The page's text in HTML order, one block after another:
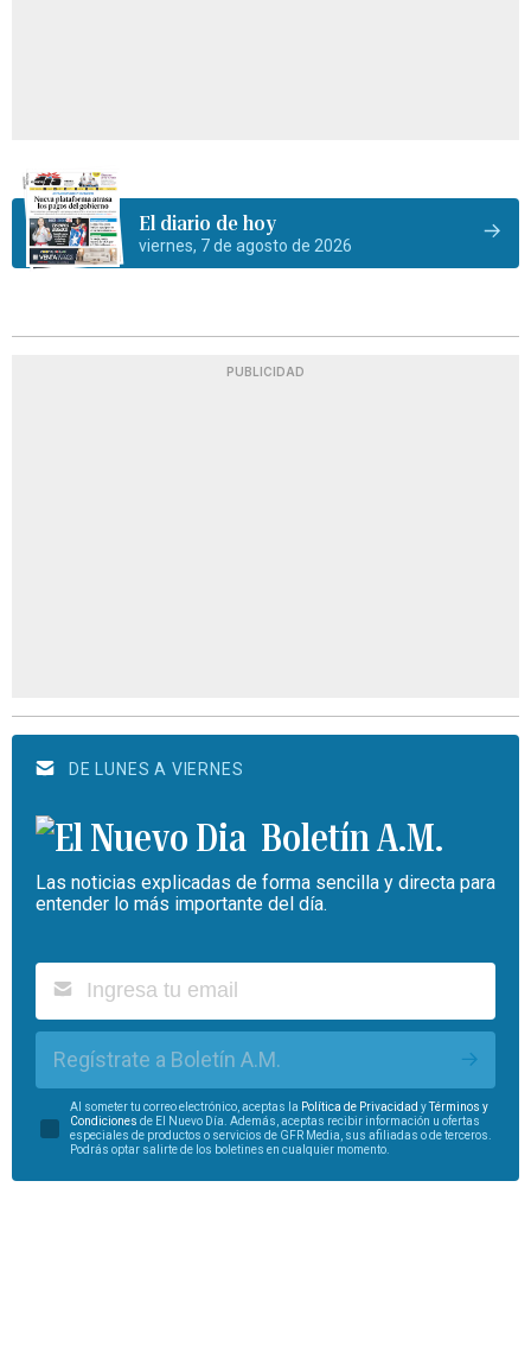
El diario de hoy
viernes, 7 de agosto de 2026
PUBLICIDAD
DE LUNES A VIERNES
Boletín A.M.
Las noticias explicadas de forma sencilla y directa para
entender lo más importante del día.
Regístrate a Boletín A.M.
Al someter tu correo electrónico, aceptas la Política de Privacidad yTérminos y
Condiciones de El Nuevo Día. Además, aceptas recibir información u ofertas
especiales de productos o servicios de GFR Media, sus afiliadas o de terceros.
Podrás optar salirte de los boletines en cualquier momento.